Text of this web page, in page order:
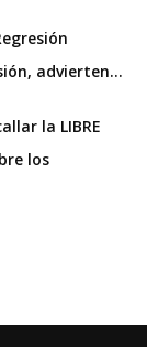
advierten…
la LIBRE
los